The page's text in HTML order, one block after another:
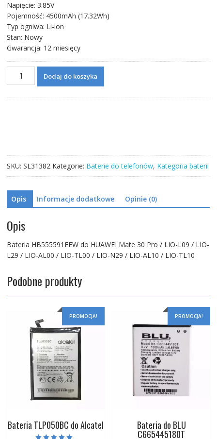
Napięcie: 3.85V
Pojemność: 4500mAh (17.32Wh)
Typ ogniwa: Li-ion
Stan: Nowy
Gwarancja: 12 miesięcy
ilość
Bateria
Dodaj do koszyka
SKU: SL31382 Kategorie: Baterie do telefonów, Kategoria baterii
Opis Informacje dodatkowe Opinie (0)
Opis
Bateria HB555591EEW do HUAWEI Mate 30 Pro / LIO-L09 / LIO-
L29 / LIO-AL00 / LIO-TL00 / LIO-N29 / LIO-AL10 / LIO-TL10
Podobne produkty
PROMOCJA!
Bateria TLP050BC do Alcatel
PROMOCJA!
Bateria do BLU
C665445180T